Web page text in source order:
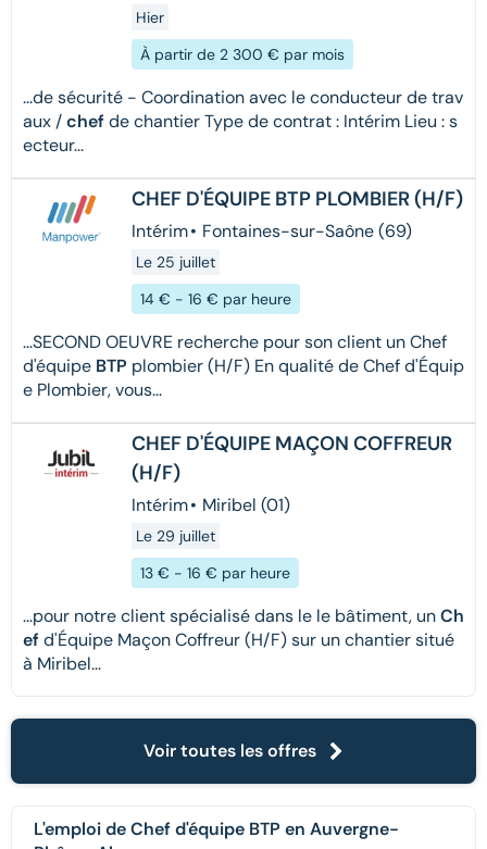
Hier
À partir de 2 300 € par mois
...de sécurité - Coordination avec le conducteur de trav
aux /chefde chantier Type de contrat : Intérim Lieu : s
ecteur...
CHEF D'ÉQUIPE BTP PLOMBIER (H/F)
Intérim• Fontaines-sur-Saône (69)
Le 25 juillet
14 € - 16 € par heure
...SECOND OEUVRE recherche pour son client un Chef
d'équipe BTP plombier (H/F) En qualité de Chef d'Équip
e Plombier, vous...
CHEF D'ÉQUIPE MAÇON COFFREUR
(H/F)
Intérim• Miribel (01)
Le 29 juillet
13 € - 16 € par heure
...pour notre client spécialisé dans le le bâtiment, unCh
efd'Équipe Maçon Coffreur (H/F) sur un chantier situé
à Miribel...
Voir toutes les offres
L'emploi de Chef d'équipe BTP en Auvergne-